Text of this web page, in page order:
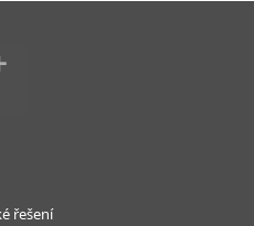
řešení